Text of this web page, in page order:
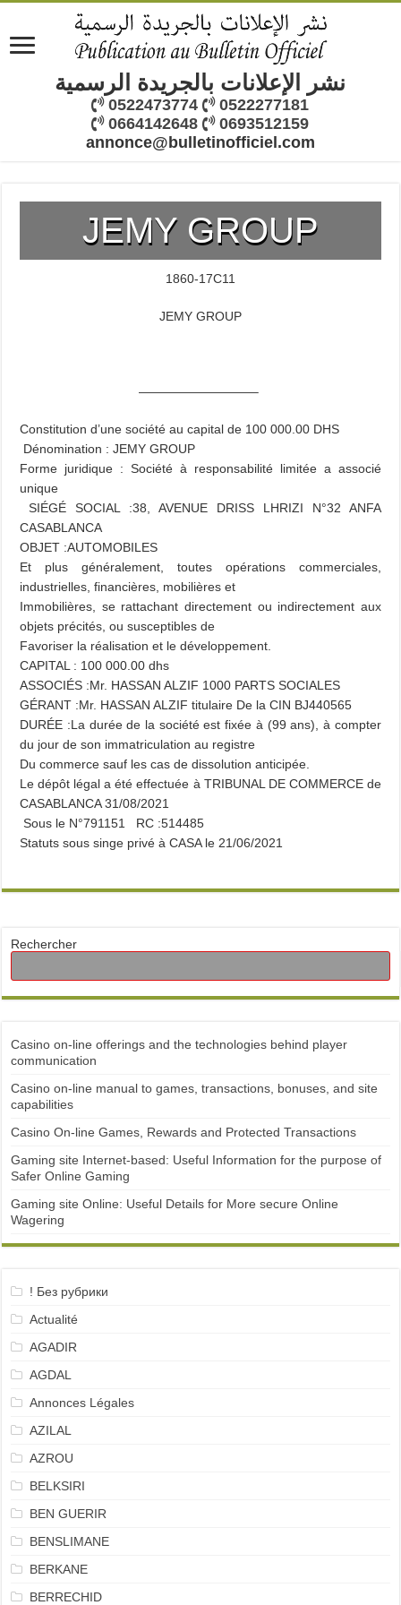
نشر الإعلانات بالجريدة الرسمية
0522473774
0522277181
0664142648
0693512159
annonce@bulletinofficiel.com
JEMY GROUP
1860-17C11
JEMY GROUP
—————————–
Constitution d’une société au capital de 100 000.00 DHS
Dénomination : JEMY GROUP
Forme juridique : Société à responsabilité limitée a associé
unique
SIÉGÉ SOCIAL :38, AVENUE DRISS LHRIZI N°32 ANFA
CASABLANCA
OBJET :AUTOMOBILES
Et plus généralement, toutes opérations commerciales,
industrielles, financières, mobilières et
Immobilières, se rattachant directement ou indirectement aux
objets précités, ou susceptibles de
Favoriser la réalisation et le développement.
CAPITAL : 100 000.00 dhs
ASSOCIÉS :Mr. HASSAN ALZIF 1000 PARTS SOCIALES
GÉRANT :Mr. HASSAN ALZIF titulaire De la CIN BJ440565
DURÉE :La durée de la société est fixée à (99 ans), à compter
du jour de son immatriculation au registre
Du commerce sauf les cas de dissolution anticipée.
Le dépôt légal a été effectuée à TRIBUNAL DE COMMERCE de
CASABLANCA 31/08/2021
Sous le N°791151 RC :514485
Statuts sous singe privé à CASA le 21/06/2021
Rechercher
Casino on-line offerings and the technologies behind player
communication
Casino on-line manual to games, transactions, bonuses, and site
capabilities
Casino On-line Games, Rewards and Protected Transactions
Gaming site Internet-based: Useful Information for the purpose of
Safer Online Gaming
Gaming site Online: Useful Details for More secure Online
Wagering
! Без рубрики
Actualité
AGADIR
AGDAL
Annonces Légales
AZILAL
AZROU
BELKSIRI
BEN GUERIR
BENSLIMANE
BERKANE
BERRECHID